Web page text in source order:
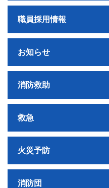
職員採用情報
お知らせ
消防救助
救急
火災予防
消防団